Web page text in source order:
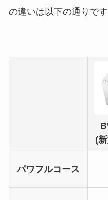
の違いは以下の通りです
(
パワフルコース